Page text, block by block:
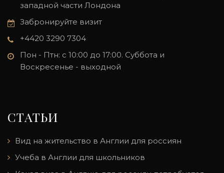
западной части Лондона
Забронируйте визит
+4420 3290 7304
Пон - Птн: с 10:00 до 17:00. Суббота и
Воскресенье - выходной
СТАТЬИ
Вид на жительство в Англии для россиян
Учеба в Англии для школьников